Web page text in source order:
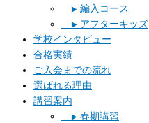
▶︎ 編入コース
▶︎ アフターキッズ
学校インタビュー
合格実績
ご入会までの流れ
選ばれる理由
講習案内
▶︎ 春期講習